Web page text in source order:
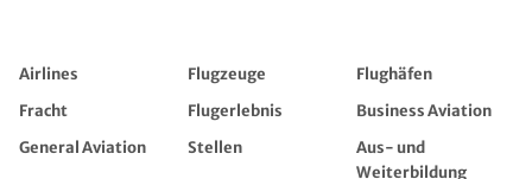
Airlines Flugzeuge
Flughäfen
Fracht
Flugerlebnis
Business Aviation
General Aviation
Stellen
Aus- und
Weiterbildung